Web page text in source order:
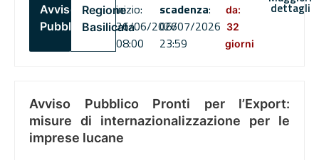
Avviso
Pubblico
Regione
Basilicata
inizio:
26/06/2026
08:00
scadenza:
06/07/2026
23:59
da:
32
giorni
dettagli
Avviso Pubblico Pronti per l’Export:
misure di internazionalizzazione per le
imprese lucane